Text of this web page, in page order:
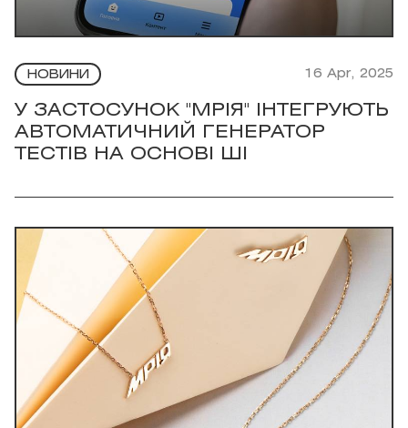
НОВИНИ 16 Apr, 2025
У ЗАСТОСУНОК "МРІЯ" ІНТЕГРУЮТЬ
АВТОМАТИЧНИЙ ГЕНЕРАТОР
ТЕСТІВ НА ОСНОВІ ШІ